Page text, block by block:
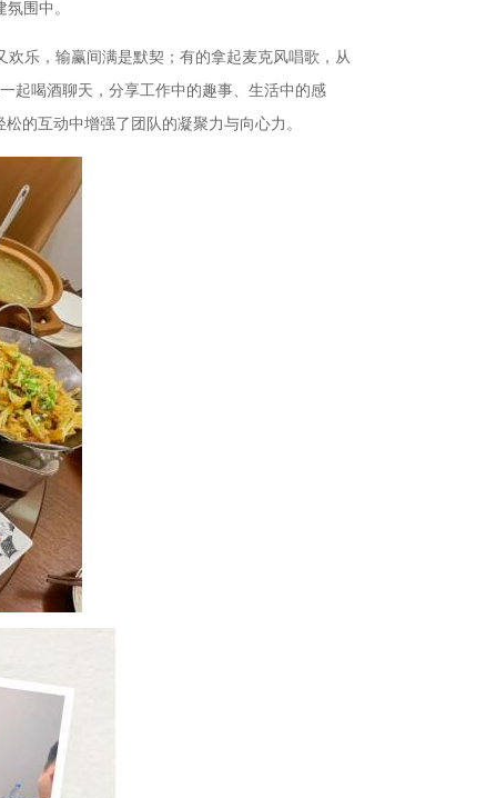
围中。
乐，输赢间满是默契；有的拿起麦克风唱歌，从
起喝酒聊天，分享工作中的趣事、生活中的感
的互动中增强了团队的凝聚力与向心力。